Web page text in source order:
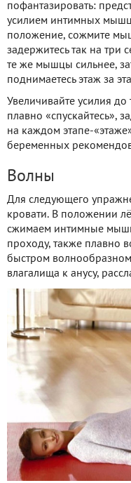
пофантазировать:
усилием интимных
положение, сожмите
задержитесь так на три
те же мышцы сильнее,
поднимаетесь этаж за
Увеличивайте усилия
плавно «спускайтесь»,
на каждом этапе-
беременных
Волны
Для следующего
кровати. В положении
сжимаем интимные
проходу, также плавно
быстром
влагалища к анусу,